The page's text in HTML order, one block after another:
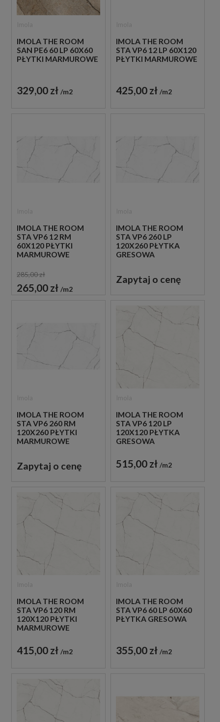
IMOLA THE ROOM
SAN PE6 60 LP 60X60
PŁYTKI MARMUROWE
329,00 zł m2
IMOLA THE ROOM
STA VP6 12 LP 60X120
PŁYTKI MARMUROWE
425,00 zł m2
IMOLA THE ROOM
STA VP6 12 RM
60X120 PŁYTKI
MARMUROWE
285,00 zł
265,00 zł m2
IMOLA THE ROOM
STA VP6 260 LP
120X260 PŁYTKA
GRESOWA
Zapytaj o cenę
IMOLA THE ROOM
STA VP6 260 RM
120X260 PŁYTKI
MARMUROWE
Zapytaj o cenę
IMOLA THE ROOM
STA VP6 120 LP
120X120 PŁYTKA
GRESOWA
515,00 zł m2
IMOLA THE ROOM
STA VP6 120 RM
120X120 PŁYTKI
MARMUROWE
415,00 zł m2
IMOLA THE ROOM
STA VP6 60 LP 60X60
PŁYTKA GRESOWA
355,00 zł m2